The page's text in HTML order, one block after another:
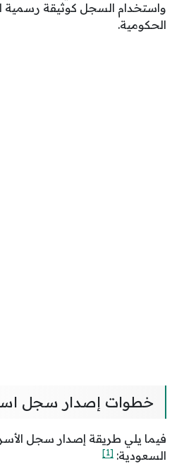
واستخدام السجل كوثيقة
الحكومية.
خطوات إصدار سجل
فيما يلي طريقة إصدار سجل
السعودية: [1]